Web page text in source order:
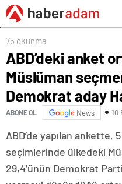
Harris ilk sırada
75 okunma
ABD’deki anket
Müslüman
Demokrat aday
ABONE OL News 10
ABD’de yapılan ankette,
seçimlerinde ülkedeki
29,4’ünün Demokrat